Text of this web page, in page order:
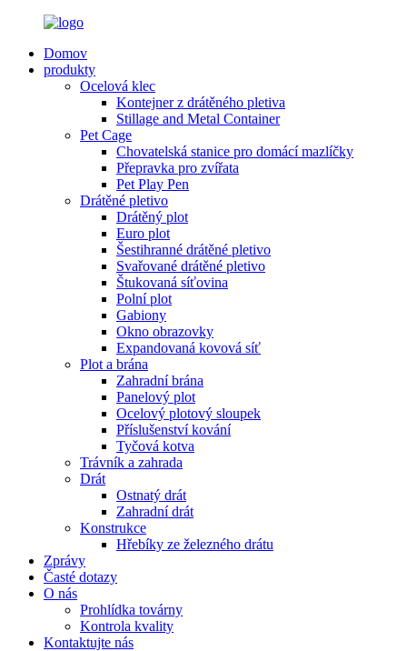
Domov
produkty
Ocelová klec
Kontejner z drátěného pletiva
Stillage and Metal Container
Pet Cage
Chovatelská stanice pro domácí mazlíčky
Přepravka pro zvířata
Pet Play Pen
Drátěné pletivo
Drátěný plot
Euro plot
Šestihranné drátěné pletivo
Svařované drátěné pletivo
Štukovaná síťovina
Polní plot
Gabiony
Okno obrazovky
Expandovaná kovová síť
Plot a brána
Zahradní brána
Panelový plot
Ocelový plotový sloupek
Příslušenství kování
Tyčová kotva
Trávník a zahrada
Drát
Ostnatý drát
Zahradní drát
Konstrukce
Hřebíky ze železného drátu
Zprávy
Časté dotazy
O nás
Prohlídka továrny
Kontrola kvality
Kontaktujte nás